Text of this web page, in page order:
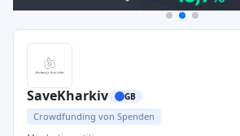
SaveKharkiv GB
Crowdfunding von Spenden